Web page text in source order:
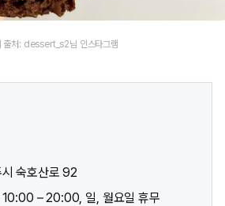
출처: dessert_s2님 인스타그램
숙호산로 92
10:00 – 20:00, 일, 월요일 휴무